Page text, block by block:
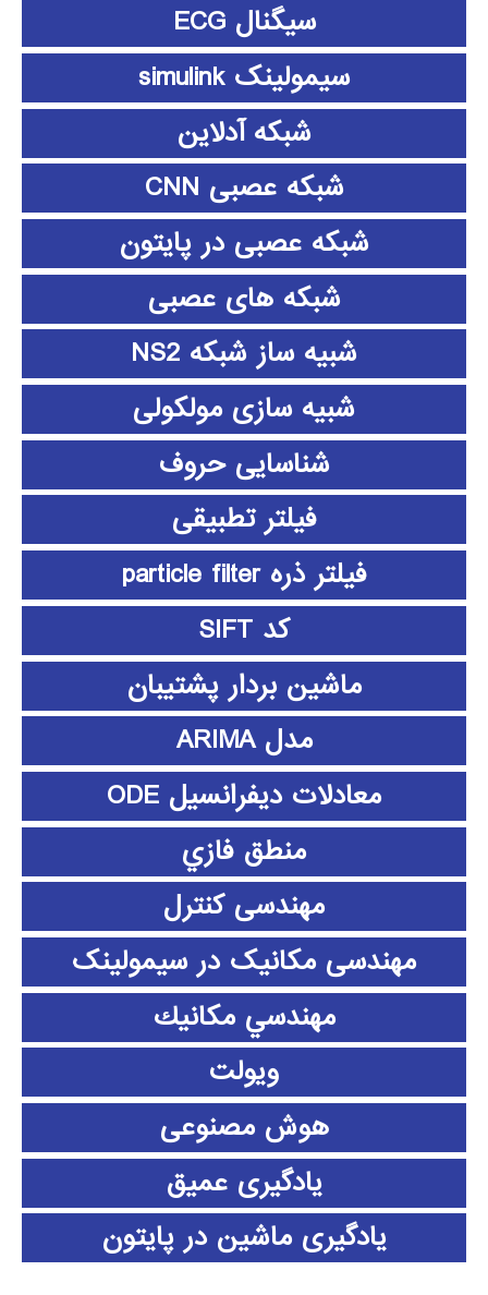
سیگنال ECG
سیمولینک simulink
شبکه آدلاین
شبکه عصبی CNN
شبکه عصبی در پایتون
شبکه های عصبی
شبیه ساز شبکه NS2
شبیه سازی مولکولی
شناسایی حروف
فیلتر تطبیقی
فیلتر ذره particle filter
کد SIFT
ماشین بردار پشتیبان
مدل ARIMA
معادلات دیفرانسیل ODE
منطق فازي
مهندسی کنترل
مهندسی مکانیک در سیمولینک
مهندسي مكانيك
ویولت
هوش مصنوعی
یادگیری عمیق
یادگیری ماشین در پایتون